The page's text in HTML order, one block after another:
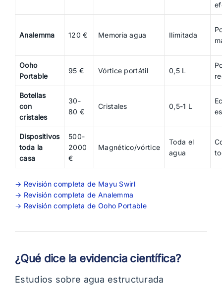
Analemma 120 € Memoria agua Ilimitada
Ooho
Portable
95 € Vórtice portátil 0,5 L
Botellas
con
cristales
30-
80 €
Cristales 0,5-1 L
Dispositivos
toda la
casa
500-
2000
€
Magnético/vórtice
Toda el
agua
→ Revisión completa de Mayu Swirl
→ Revisión completa de Analemma
→ Revisión completa de Ooho Portable
¿Qué dice la evidencia científica?
Estudios sobre agua estructurada